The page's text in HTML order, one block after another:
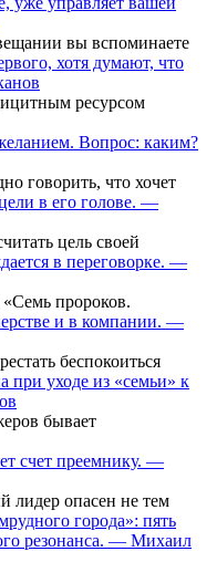
вы вспоминаете
хотя думают, что
ресурсом
Вопрос: каким?
говорить, что хочет
в его голове. —
цель своей
в переговорке. —
пророков.
и в компании. —
беспокоиться
при уходе из «семьи» к
бывает
счет преемнику. —
лидер опасен не тем
города»: пять
резонанса. — Михаил